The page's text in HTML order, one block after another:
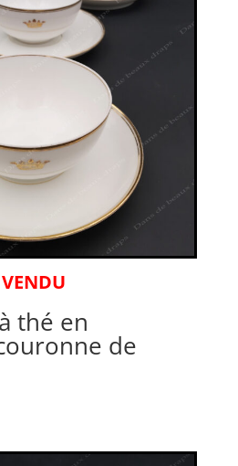
VENDU
thé en
de